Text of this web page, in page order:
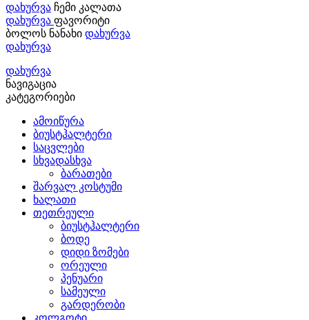
დახურვა ჩემი კალათა
დახურვა ფავორიტი
ბოლოს ნანახი დახურვა
დახურვა
დახურვა
ნავიგაცია
კატეგორიები
ამოიწურა
ბიუსტჰალტერი
საცვლები
სხვადასხვა
ბარათები
შარვალ კოსტუმი
ხალათი
თეთრეული
ბიუსტჰალტერი
ბოდე
დიდი ზომები
ორეული
პენუარი
სამეული
გარდერობი
კოლგოტი